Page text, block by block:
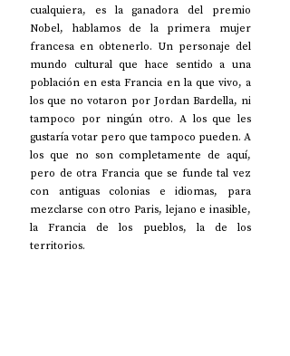
cualquiera, es la ganadora del premio
Nobel, hablamos de la primera mujer
francesa en obtenerlo. Un personaje del
mundo cultural que hace sentido a una
población en esta Francia en la que vivo, a
los que no votaron por Jordan Bardella, ni
tampoco por ningún otro. A los que les
gustaría votar pero que tampoco pueden. A
los que no son completamente de aquí,
pero de otra Francia que se funde tal vez
con antiguas colonias e idiomas, para
mezclarse con otro Paris, lejano e inasible,
la Francia de los pueblos, la de los
territorios.